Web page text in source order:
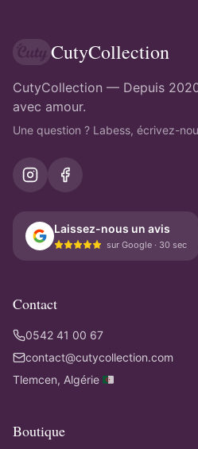
CutyCollection
CutyCollection — Depuis
avec amour.
Une question ? Labess, écrivez-
Laissez-nous un avis
sur Google · 30 sec
Contact
0542 41 00 67
contact@cutycollection.com
Tlemcen, Algérie 🇩🇿
Boutique